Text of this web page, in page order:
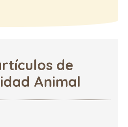
de
Animal